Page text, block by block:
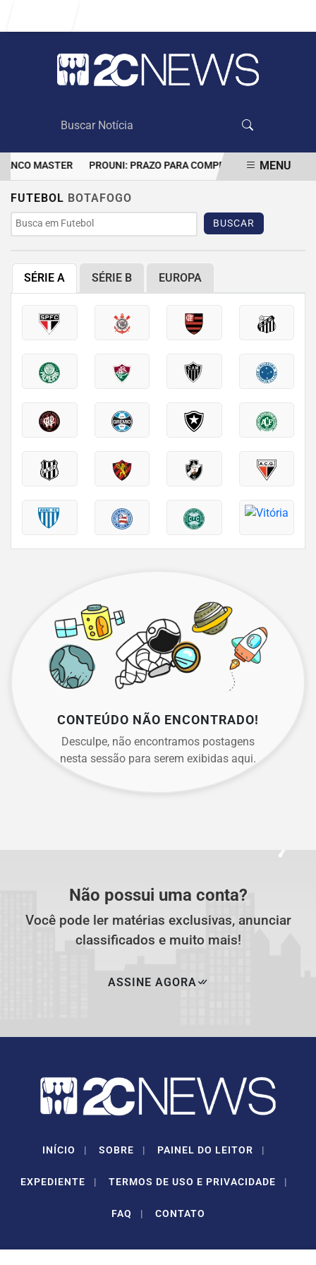
MASTER PROUNI: PRAZO PARA COMPROVAR
EM ALTA
MENU
FUTEBOL BOTAFOGO
BUSCAR
SÉRIE A SÉRIE B EUROPA
CONTEÚDO NÃO ENCONTRADO!
Desculpe, não encontramos postagens
nesta sessão para serem exibidas aqui.
Não possui uma conta?
Você pode ler matérias exclusivas, anunciar
classificados e muito mais!
ASSINE AGORA
INÍCIO | SOBRE | PAINEL DO LEITOR |
EXPEDIENTE | TERMOS DE USO E PRIVACIDADE |
FAQ | CONTATO